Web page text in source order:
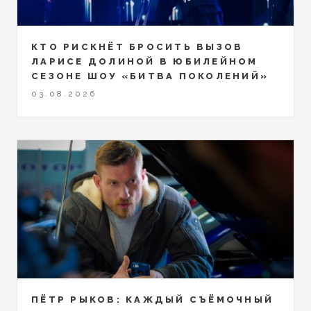
КТО РИСКНЁТ БРОСИТЬ ВЫЗОВ
ЛАРИСЕ ДОЛИНОЙ В ЮБИЛЕЙНОМ
СЕЗОНЕ ШОУ «БИТВА ПОКОЛЕНИЙ»
03.08.2026
ПЁТР РЫКОВ: КАЖДЫЙ СЪЁМОЧНЫЙ